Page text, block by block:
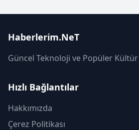
Haberlerim.NeT
Güncel Teknoloji ve Popüler Kültür
Hızlı Bağlantılar
Hakkımızda
Çerez Politikası